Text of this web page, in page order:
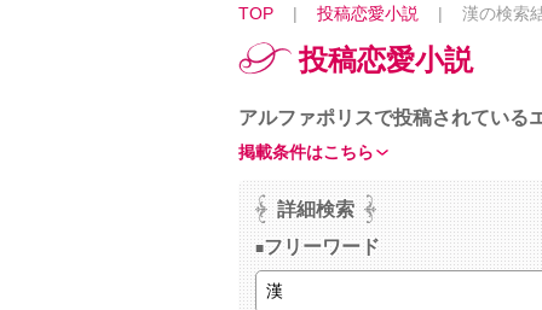
TOP | 投稿恋愛小説 | 漢の検索
投稿恋愛小説
アルファポリスで投稿されている
掲載条件はこちら
詳細検索
フリーワード